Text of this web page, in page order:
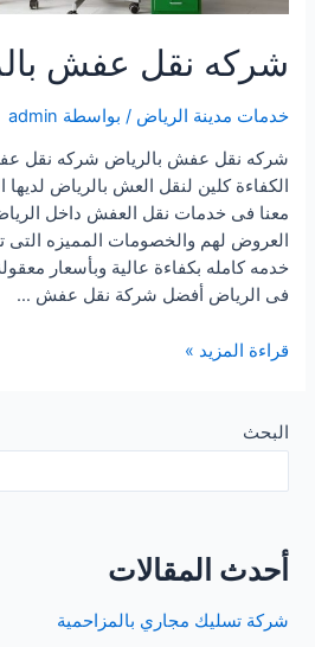
شركه نقل عفش
خدمات مدينة الرياض / بواسطة admin
شركه نقل عفش بالرياض شركه نقل
الكفاءة كلين لنقل العش بالرياض لديها
معنا فى خدمات نقل العفش داخل الرياض
خدمه كامله بكفاءة عالية وبأسعار
فى الرياض أفضل شركة نقل عفش …
شركه
بالرياض
قراءة المزيد »
البحث
أحدث المقالات
شركة تسليك مجاري بالمزاحمية